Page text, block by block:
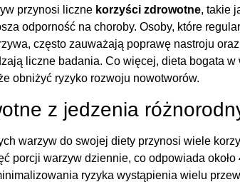
przynosi liczne korzyści zdrowotne, takie
odporność na choroby. Osoby, które
często zauważają poprawę nastroju
liczne badania. Co więcej, dieta bogata
obniżyć ryzyko rozwoju nowotworów.
z jedzenia
warzyw do swojej diety przynosi wiele
porcji warzyw dziennie, co odpowiada około
ryzyka wystąpienia wielu